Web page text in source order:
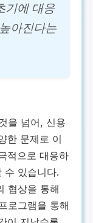
기에 대응
아진다는
을 넘어, 신용
한 문제로 이
적으로 대응하
수 있습니다.
협상을 통해
로그램을 통해